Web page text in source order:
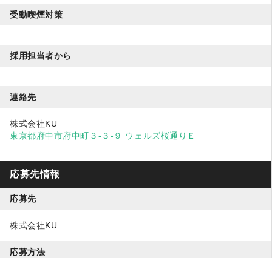
受動喫煙対策
採用担当者から
連絡先
株式会社KU
東京都府中市府中町３-３-９ ウェルズ桜通りＥ
応募先情報
応募先
株式会社KU
応募方法